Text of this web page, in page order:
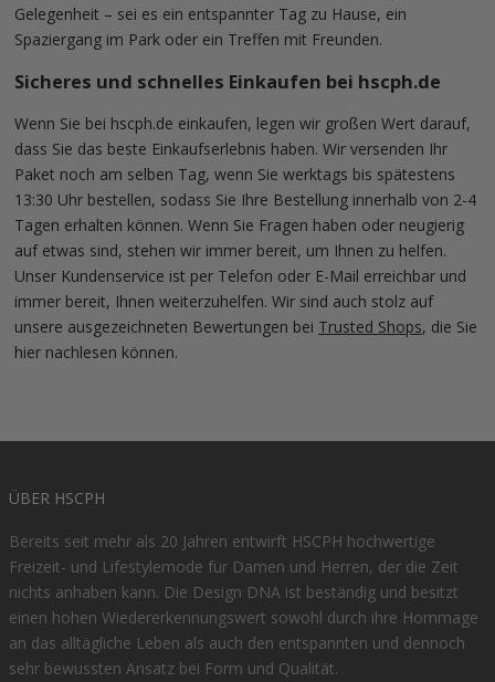
Gelegenheit – sei es ein entspannter Tag zu Hause, ein
Spaziergang im Park oder ein Treffen mit Freunden.
Sicheres und schnelles Einkaufen bei hscph.de
Wenn Sie bei hscph.de einkaufen, legen wir großen Wert darauf,
dass Sie das beste Einkaufserlebnis haben. Wir versenden Ihr
Paket noch am selben Tag, wenn Sie werktags bis spätestens
13:30 Uhr bestellen, sodass Sie Ihre Bestellung innerhalb von 2-4
Tagen erhalten können. Wenn Sie Fragen haben oder neugierig
auf etwas sind, stehen wir immer bereit, um Ihnen zu helfen.
Unser Kundenservice ist per Telefon oder E-Mail erreichbar und
immer bereit, Ihnen weiterzuhelfen. Wir sind auch stolz auf
unsere ausgezeichneten Bewertungen bei Trusted Shops, die Sie
hier nachlesen können.
ÜBER HSCPH
Bereits seit mehr als 20 Jahren entwirft HSCPH hochwertige
Freizeit- und Lifestylemode für Damen und Herren, der die Zeit
nichts anhaben kann. Die Design DNA ist beständig und besitzt
einen hohen Wiedererkennungswert sowohl durch ihre Hommage
an das alltägliche Leben als auch den entspannten und dennoch
sehr bewussten Ansatz bei Form und Qualität.